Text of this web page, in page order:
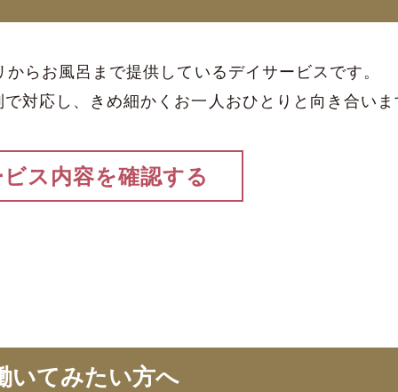
らお風呂まで提供しているデイサービスです。
対応し、きめ細かくお一人おひとりと向き合い
ス内容を確認する
いてみたい方へ